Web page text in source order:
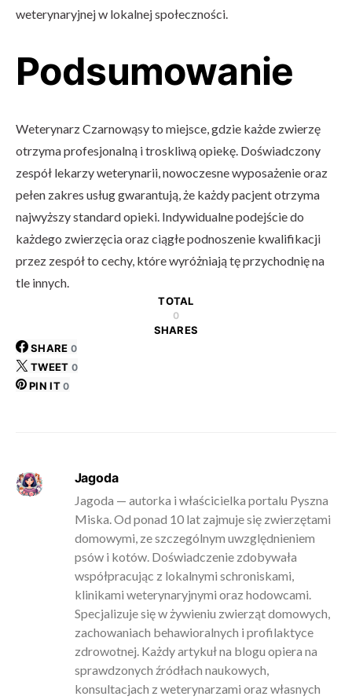
weterynaryjnej w lokalnej społeczności.
Podsumowanie
Weterynarz Czarnowąsy to miejsce, gdzie każde zwierzę
otrzyma profesjonalną i troskliwą opiekę. Doświadczony
zespół lekarzy weterynarii, nowoczesne wyposażenie oraz
pełen zakres usług gwarantują, że każdy pacjent otrzyma
najwyższy standard opieki. Indywidualne podejście do
każdego zwierzęcia oraz ciągłe podnoszenie kwalifikacji
przez zespół to cechy, które wyróżniają tę przychodnię na
tle innych.
TOTAL
0
SHARES
SHARE 0
TWEET 0
PIN IT 0
Jagoda
Jagoda — autorka i właścicielka portalu Pyszna
Miska. Od ponad 10 lat zajmuje się zwierzętami
domowymi, ze szczególnym uwzględnieniem
psów i kotów. Doświadczenie zdobywała
współpracując z lokalnymi schroniskami,
klinikami weterynaryjnymi oraz hodowcami.
Specjalizuje się w żywieniu zwierząt domowych,
zachowaniach behawioralnych i profilaktyce
zdrowotnej. Każdy artykuł na blogu opiera na
sprawdzonych źródłach naukowych,
konsultacjach z weterynarzami oraz własnych